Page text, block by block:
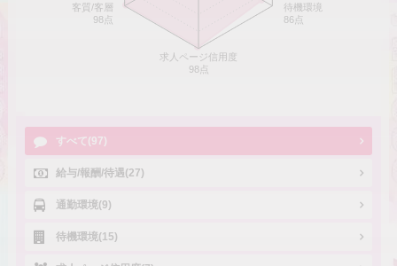
待機環境
86点
求人ページ信用度
98点
客質/客層
98点
すべて(97)
給与/報酬/待遇(27)
通勤環境(9)
待機環境(15)